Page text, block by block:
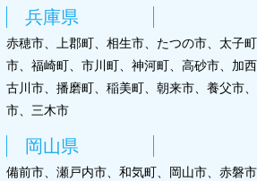
兵庫県
赤穂市、上郡町、相生市、たつの市、太子
市、福崎町、市川町、神河町、高砂市、加
古川市、播磨町、稲美町、朝来市、養父市
市、三木市
岡山県
備前市、瀬戸内市、和気町、岡山市、赤磐